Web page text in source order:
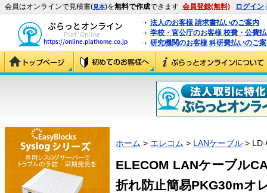
会員はオンラインで見積書(見本)を無料で作成できます 会員登録(無料) ログイン
法人のお客様 請求書払いのご案内
学校・官公庁のお客様 校費・公費
研究機関のお客様 科研費払いのご
ホーム > エレコム > LANケーブル >
ELECOM LANケーブル
折れ防止簡易PKG30mオ